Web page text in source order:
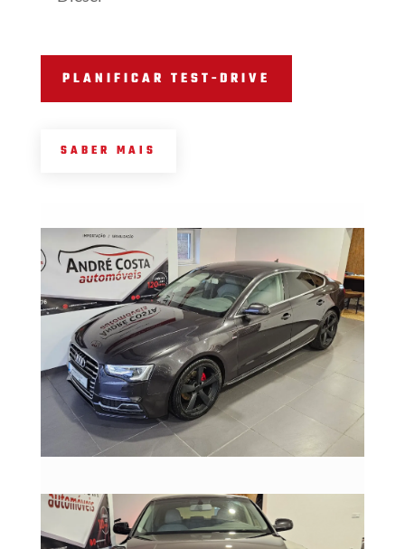
PLANIFICAR TEST-DRIVE
SABER MAIS